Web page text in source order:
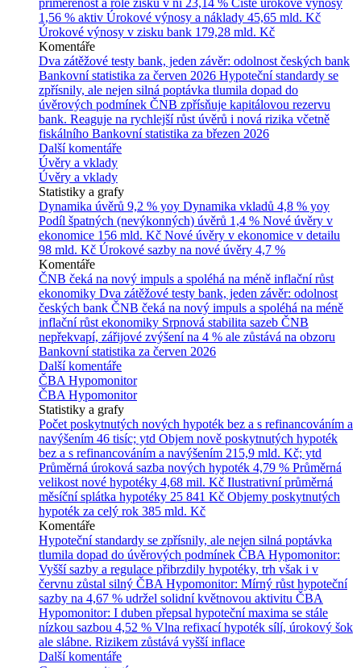
přiměřenost a role zisku v ní 23,14 % Čisté úrokové výnosy
1,56 % aktiv Úrokové výnosy a náklady 45,65 mld. Kč
Úrokové výnosy v zisku bank 179,28 mld. Kč
Komentáře
Dva zátěžové testy bank, jeden závěr: odolnost českých bank
Bankovní statistika za červen 2026 Hypoteční standardy se
zpřísnily, ale nejen silná poptávka tlumila dopad do
úvěrových podmínek ČNB zpřísňuje kapitálovou rezervu
bank. Reaguje na rychlejší růst úvěrů i nová rizika včetně
fiskálního Bankovní statistika za březen 2026
Další komentáře
Úvěry a vklady
Úvěry a vklady
Statistiky a grafy
Dynamika úvěrů 9,2 % yoy Dynamika vkladů 4,8 % yoy
Podíl špatných (nevýkonných) úvěrů 1,4 % Nové úvěry v
ekonomice 156 mld. Kč Nové úvěry v ekonomice v detailu
98 mld. Kč Úrokové sazby na nové úvěry 4,7 %
Komentáře
ČNB čeká na nový impuls a spoléhá na méně inflační růst
ekonomiky Dva zátěžové testy bank, jeden závěr: odolnost
českých bank ČNB čeká na nový impuls a spoléhá na méně
inflační růst ekonomiky Srpnová stabilita sazeb ČNB
nepřekvapí, zářijové zvýšení na 4 % ale zůstává na obzoru
Bankovní statistika za červen 2026
Další komentáře
ČBA Hypomonitor
ČBA Hypomonitor
Statistiky a grafy
Počet poskytnutých nových hypoték bez a s refinancováním a
navýšením 46 tisíc; ytd Objem nově poskytnutých hypoték
bez a s refinancováním a navýšením 215,9 mld. Kč; ytd
Průměrná úroková sazba nových hypoték 4,79 % Průměrná
velikost nové hypotéky 4,68 mil. Kč Ilustrativní průměrná
měsíční splátka hypotéky 25 841 Kč Objemy poskytnutých
hypoték za celý rok 385 mld. Kč
Komentáře
Hypoteční standardy se zpřísnily, ale nejen silná poptávka
tlumila dopad do úvěrových podmínek ČBA Hypomonitor:
Vyšší sazby a regulace přibrzdily hypotéky, trh však i v
červnu zůstal silný ČBA Hypomonitor: Mírný růst hypoteční
sazby na 4,67 % udržel solidní květnovou aktivitu ČBA
Hypomonitor: I duben přepsal hypoteční maxima se stále
nízkou sazbou 4,52 % Vlna refixací hypoték sílí, úrokový šok
ale slábne. Rizikem zůstává vyšší inflace
Další komentáře